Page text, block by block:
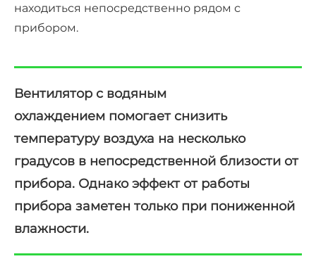
находиться непосредственно рядом с
прибором.
Вентилятор с водяным
охлаждением помогает снизить
температуру воздуха на несколько
градусов в непосредственной близости от
прибора. Однако эффект от работы
прибора заметен только при пониженной
влажности.